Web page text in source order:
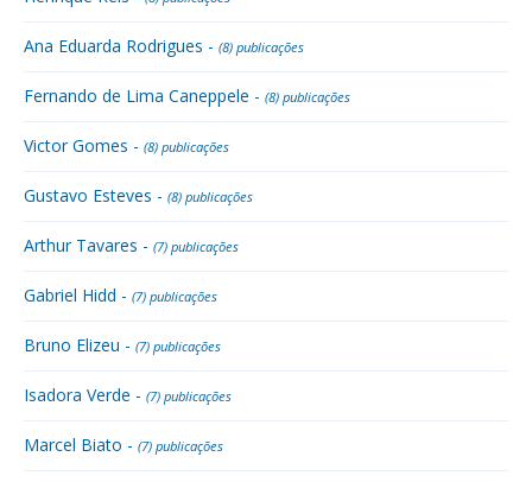
Ana Eduarda Rodrigues - (8) publicações
Fernando de Lima Caneppele - (8) publicações
Victor Gomes - (8) publicações
Gustavo Esteves - (8) publicações
Arthur Tavares - (7) publicações
Gabriel Hidd - (7) publicações
Bruno Elizeu - (7) publicações
Isadora Verde - (7) publicações
Marcel Biato - (7) publicações